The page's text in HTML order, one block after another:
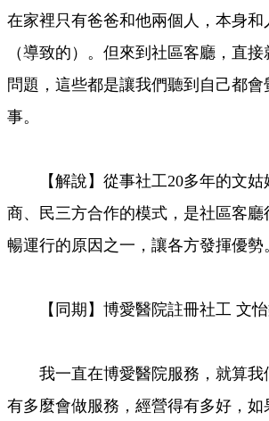
在家裡只有爸爸和他兩個人，本身和
（導致的）。但來到社區客廳，直
問題，這些都是讓我們聽到自己都
事。
【解說】從事社工20多年的文姑
商、民三方合作的模式，是社區客
暢運行的原因之一，讓各方發揮優勢
【同期】博愛醫院註冊社工 文怡
我一直在博愛醫院服務，就算我
有多麼會做服務，經營得有多好，如